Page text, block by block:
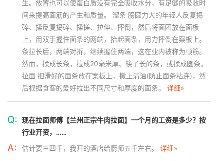
生。放置也可以使蛋白质没有完全吸收水分，有足够的吸收时
间来提高面筋的产生和质量。 溜条 膀圆力大的年轻人反复捣
碎、揉反复捣碎、揉搓、拉伸、摔倒，然后将面团放在面板
上，用双手握住面条的两端，抬起面条，用力摔倒在案板上。
条拉长后，两端对折，继续握住两端，这在业内被称为顺筋。
然而，揉成长条，拉成20毫米厚、筷子长的条，或揉成圆条。
拉面 把滑好的面条放在案板上，撒上清油(防止面条粘连)，然
后根据食客的爱好拉出不同尺寸和厚度的面条。 详细»
Q:
现在拉面师傅【兰州正宗牛肉拉面】一个月的工资是多少？按
行业开资，……
A: 估计要三四千，我开的酒店给厨师五千左右。 详细»